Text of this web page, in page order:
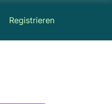
Registrieren